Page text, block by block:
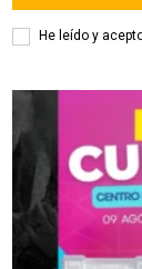
He leído y